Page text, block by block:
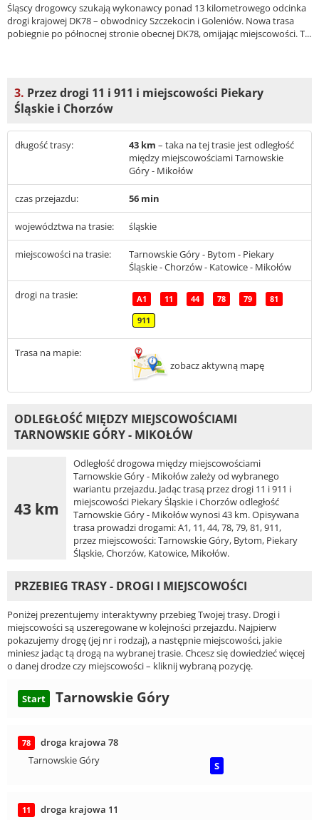
Śląscy drogowcy szukają wykonawcy ponad 13 kilometrowego odcinka
drogi krajowej DK78 – obwodnicy Szczekocin i Goleniów. Nowa trasa
pobiegnie po północnej stronie obecnej DK78, omijając miejscowości. T...
3. Przez drogi 11 i 911 i miejscowości Piekary
Śląskie i Chorzów
długość trasy: 43 km – taka na tej trasie jest odległość
między miejscowościami Tarnowskie
Góry - Mikołów
czas przejazdu: 56 min
województwa na trasie: śląskie
miejscowości na trasie:
Tarnowskie Góry - Bytom - Piekary
Śląskie - Chorzów - Katowice - Mikołów
drogi na trasie: A1 11 44 78 79 81
911
Trasa na mapie:
zobacz aktywną mapę
ODLEGŁOŚĆ MIĘDZY MIEJSCOWOŚCIAMI
TARNOWSKIE GÓRY - MIKOŁÓW
43 km
Odległość drogowa między miejscowościami
Tarnowskie Góry - Mikołów zależy od wybranego
wariantu przejazdu. Jadąc trasą przez drogi 11 i 911 i
miejscowości Piekary Śląskie i Chorzów odległość
Tarnowskie Góry - Mikołów wynosi 43 km. Opisywana
trasa prowadzi drogami: A1, 11, 44, 78, 79, 81, 911,
przez miejscowości: Tarnowskie Góry, Bytom, Piekary
Śląskie, Chorzów, Katowice, Mikołów.
PRZEBIEG TRASY - DROGI I MIEJSCOWOŚCI
Poniżej prezentujemy interaktywny przebieg Twojej trasy. Drogi i
miejscowości są uszeregowane w kolejności przejazdu. Najpierw
pokazujemy drogę (jej nr i rodzaj), a następnie miejscowości, jakie
miniesz jadąc tą drogą na wybranej trasie. Chcesz się dowiedzieć więcej
o danej drodze czy miejscowości – kliknij wybraną pozycję.
Start Tarnowskie Góry
78
droga krajowa 78
Tarnowskie Góry
S
11
droga krajowa 11